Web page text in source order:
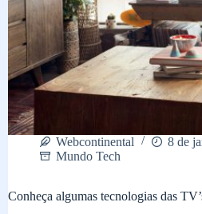
Webcontinental
8 de
Mundo Tech
Conheça algumas tecnologias das